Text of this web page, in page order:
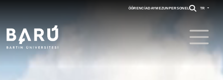
ÖĞRENCI ADAYMEZUN PERSONEL TR